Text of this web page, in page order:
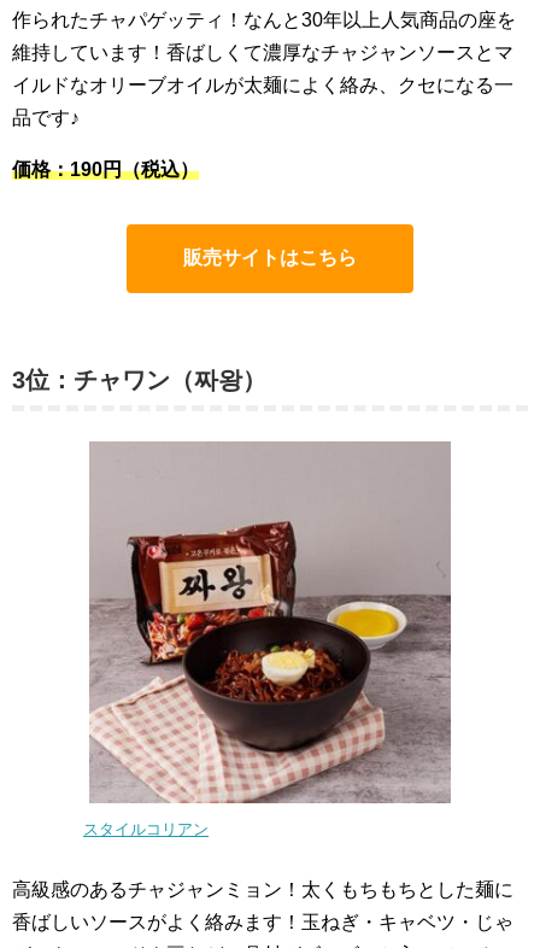
作られたチャパゲッティ！なんと30年以上人気商品の座を
維持しています！香ばしくて濃厚なチャジャンソースとマ
イルドなオリーブオイルが太麺によく絡み、クセになる一
品です♪
価格：190円（税込）
販売サイトはこちら
3位：チャワン（짜왕）
スタイルコリアン
高級感のあるチャジャンミョン！太くもちもちとした麺に
香ばしいソースがよく絡みます！玉ねぎ・キャベツ・じゃ